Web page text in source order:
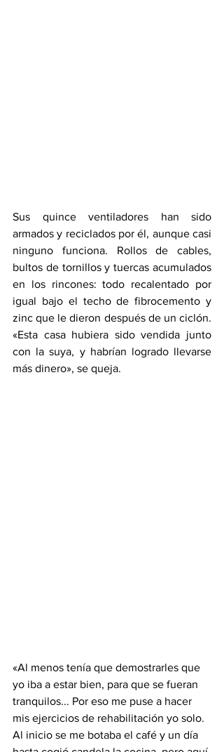
Sus quince ventiladores han sido
armados y reciclados por él, aunque casi
ninguno funciona. Rollos de cables,
bultos de tornillos y tuercas acumulados
en los rincones: todo recalentado por
igual bajo el techo de fibrocemento y
zinc que le dieron después de un ciclón.
«Esta casa hubiera sido vendida junto
con la suya, y habrían logrado llevarse
más dinero», se queja.
«Al menos tenía que demostrarles que
yo iba a estar bien, para que se fueran
tranquilos... Por eso me puse a hacer
mis ejercicios de rehabilitación yo solo.
Al inicio se me botaba el café y un día